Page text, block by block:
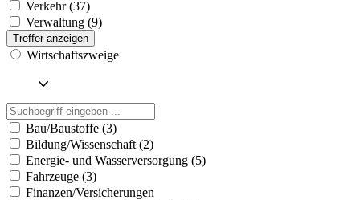
Verkehr (37)
Verwaltung (9)
Treffer anzeigen
Wirtschaftszweige
Bau/Baustoffe (3)
Bildung/Wissenschaft (2)
Energie- und Wasserversorgung (5)
Fahrzeuge (3)
Finanzen/Versicherungen